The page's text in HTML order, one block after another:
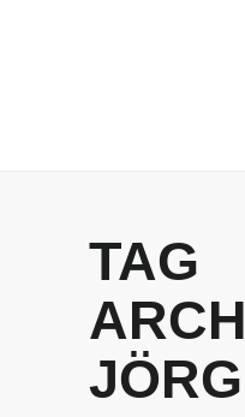
TAG